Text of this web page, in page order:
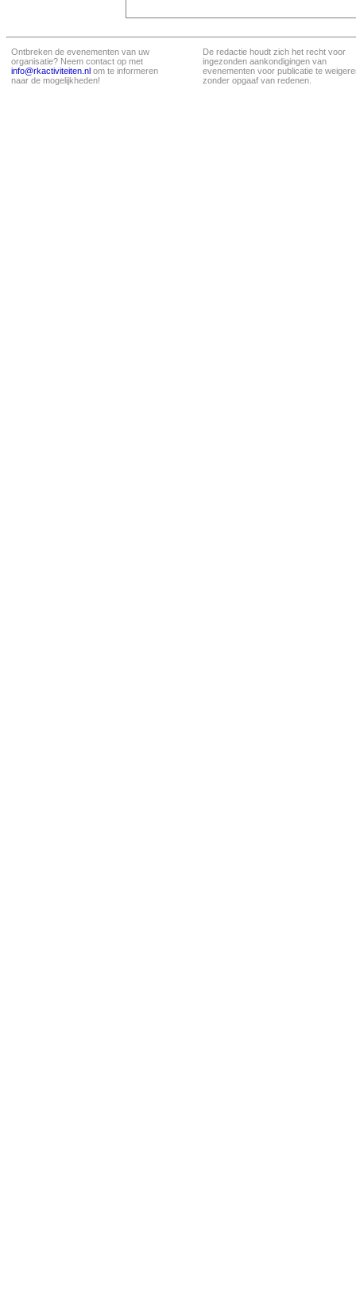
Ontbreken de evenementen van uw
organisatie? Neem contact op met
info@rkactiviteiten.nl om te informeren
naar de mogelijkheden!
De redactie houdt zich het recht voor
ingezonden aankondigingen van
evenementen voor publicatie te
zonder opgaaf van redenen.